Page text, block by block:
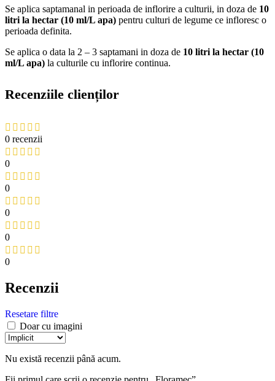
Se aplica saptamanal in perioada de inflorire a culturii, in doza de 10
litri la hectar (10 ml/L apa) pentru culturi de legume ce infloresc o
perioada definita.
Se aplica o data la 2 – 3 saptamani in doza de 10 litri la hectar (10
ml/L apa) la culturile cu inflorire continua.
Recenziile clienților
0 recenzii
0
0
0
0
0
Recenzii
Resetare filtre
Doar cu imagini
Nu există recenzii până acum.